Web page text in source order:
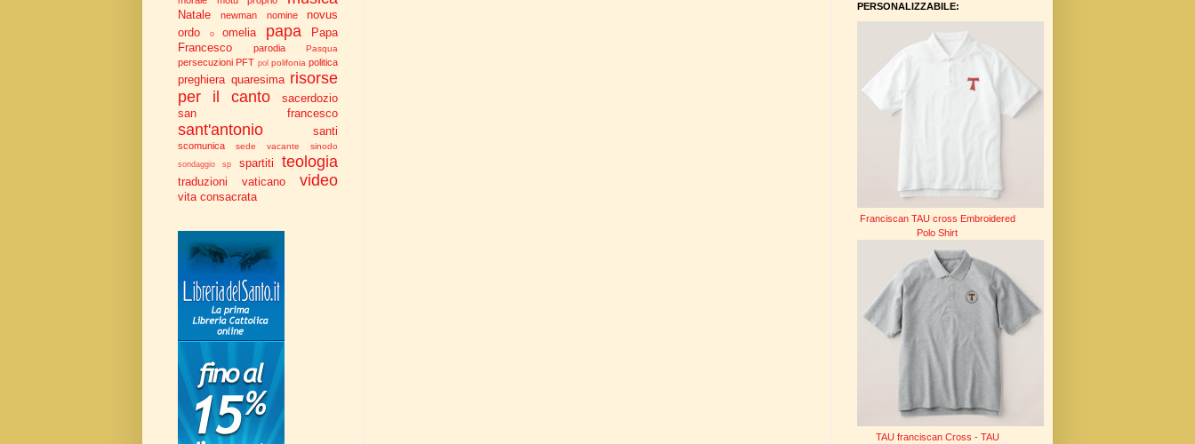
Natale newman nomine
novus
ordo
o omelia papa
Papa
Francesco
parodia Pasqua
persecuzioni PFT pol polifonia politica
preghiera quaresima risorse
per il canto
sacerdozio
san francesco
sant'antonio santi
scomunica sede vacante sinodo
sondaggio sp spartiti teologia
traduzioni vaticano video
vita consacrata
PERSONALIZZABILE:
Franciscan TAU cross Embroidered
Polo Shirt
TAU franciscan Cross - TAU